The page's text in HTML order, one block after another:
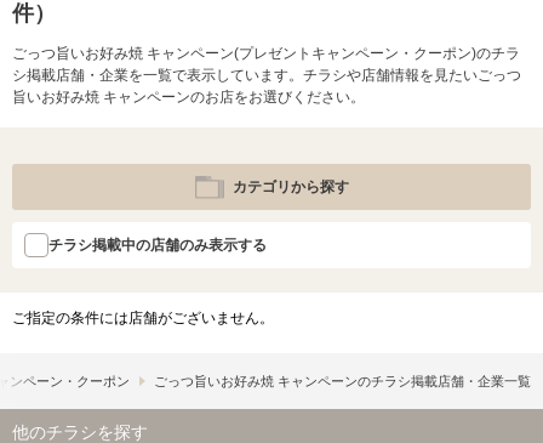
件）
ごっつ旨いお好み焼 キャンペーン(プレゼントキャンペーン・クーポン)のチラ
シ掲載店舗・企業を一覧で表示しています。チラシや店舗情報を見たいごっつ
旨いお好み焼 キャンペーンのお店をお選びください。
カテゴリから探す
チラシ掲載中の店舗のみ表示する
ご指定の条件には店舗がございません。
ンペーン・クーポン ごっつ旨いお好み焼 キャンペーンのチラシ掲載店舗・企業一覧
他のチラシを探す